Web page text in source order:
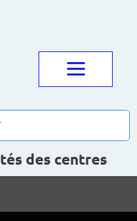
des centres